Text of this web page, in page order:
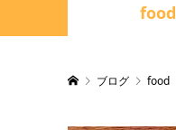
food
ブログ food